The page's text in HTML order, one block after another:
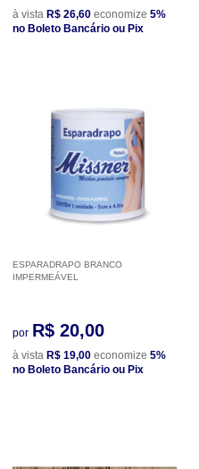
à vista R$ 26,60 economize 5%
no Boleto Bancário ou Pix
ESPARADRAPO BRANCO
IMPERMEÁVEL
por R$ 20,00
à vista R$ 19,00 economize 5%
no Boleto Bancário ou Pix